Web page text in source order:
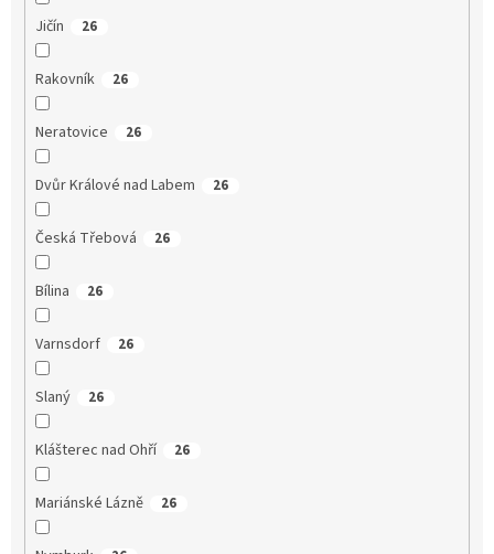
Jičín 26
Rakovník 26
Neratovice 26
Dvůr Králové nad Labem 26
Česká Třebová 26
Bílina 26
Varnsdorf 26
Slaný 26
Klášterec nad Ohří 26
Mariánské Lázně 26